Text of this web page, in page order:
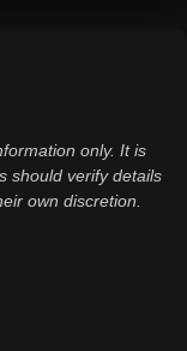
only. It is
should verify details
own discretion.